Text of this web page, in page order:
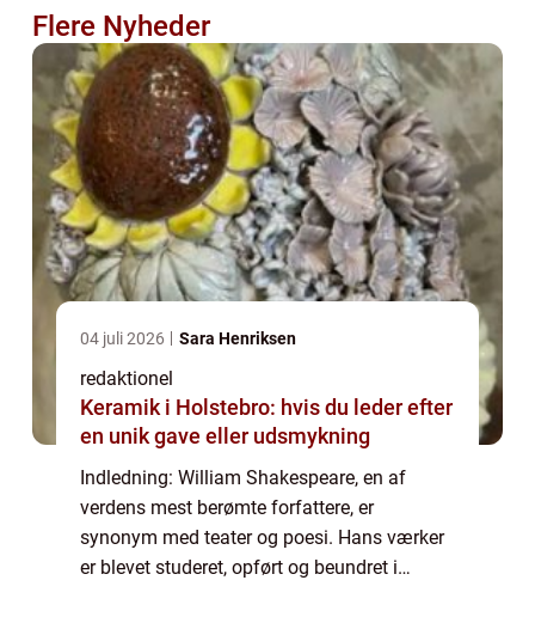
Flere Nyheder
04 juli 2026 Sara Henriksen
redaktionel
Keramik i Holstebro: hvis du leder efter
en unik gave eller udsmykning
Indledning: William Shakespeare, en af
verdens mest berømte forfattere, er
synonym med teater og poesi. Hans værker
er blevet studeret, opført og beundret i